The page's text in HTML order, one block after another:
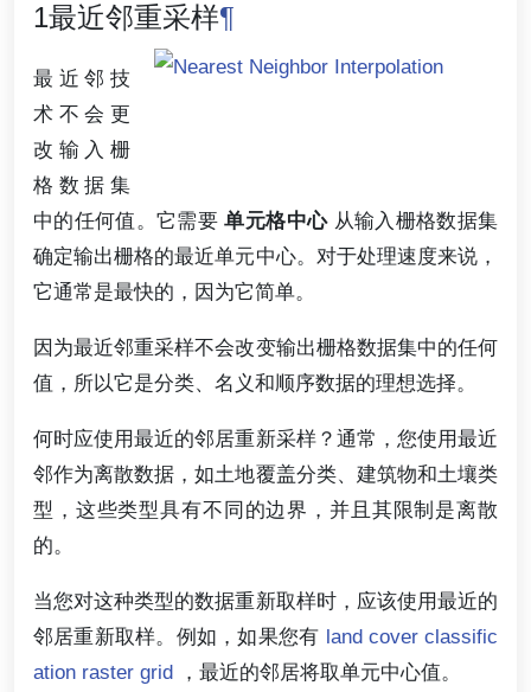
1最近邻重采样¶
最近邻技
术不会更
改输入栅
格数据集
中的任何值。它需要单元格中心从输入栅格数据集
确定输出栅格的最近单元中心。对于处理速度来说，
它通常是最快的，因为它简单。
因为最近邻重采样不会改变输出栅格数据集中的任何
值，所以它是分类、名义和顺序数据的理想选择。
何时应使用最近的邻居重新采样？通常，您使用最近
邻作为离散数据，如土地覆盖分类、建筑物和土壤类
型，这些类型具有不同的边界，并且其限制是离散
的。
当您对这种类型的数据重新取样时，应该使用最近的
邻居重新取样。例如，如果您有 land cover classific
ation raster grid ，最近的邻居将取单元中心值。